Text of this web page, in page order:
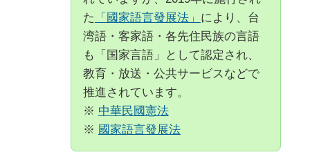
た
「國家語言發展法」 により、台
湾語・客家語・各先住民族の言語
も「国家言語」として認定され、
教育・放送・公共サービスなどで
推進されています。
※ 中華民國憲法
※ 國家語言發展法